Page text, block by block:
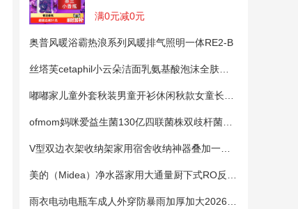
满0元减0元
奥普风暖浴霸热浪系列风暖排气照明一体RE2-B